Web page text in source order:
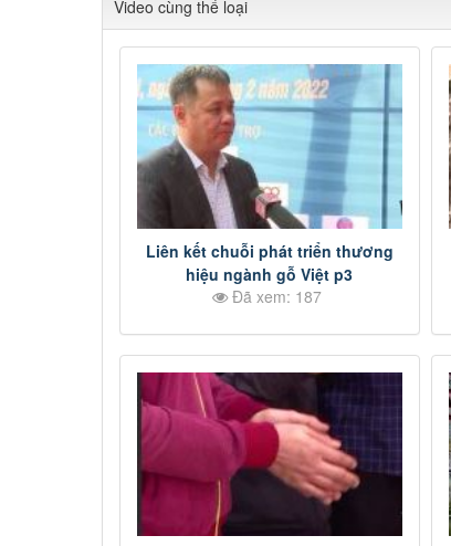
Video cùng thể loại
Liên kết chuỗi phát triển thương
hiệu ngành gỗ Việt p3
Đã xem: 187